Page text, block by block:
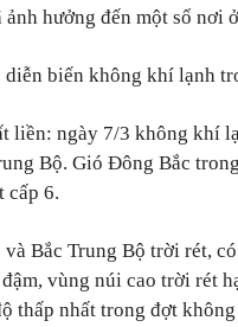
ảnh hưởng đến một số nơi
diễn biến không khí lạnh
liền: ngày 7/3 không khí
Bộ. Gió Đông Bắc
cấp 6.
và Bắc Trung Bộ trời rét,
vùng núi cao trời rét
thấp nhất trong đợt